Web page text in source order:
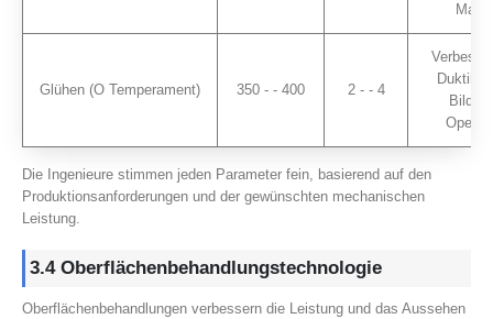
Glühen (O Temperament) 350 - - 400 2 - - 4
Die Ingenieure stimmen jeden Parameter fein, basierend auf den
Produktionsanforderungen und der gewünschten mechanischen
Leistung.
3.4 Oberflächenbehandlungstechnologie
Oberflächenbehandlungen verbessern die Leistung und das Aussehen